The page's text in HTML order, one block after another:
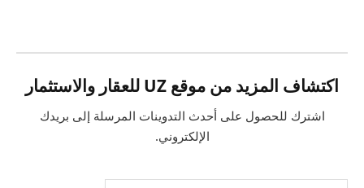
اكتشاف المزيد من موقع UZ للعقار والاستثمار
اشترك للحصول على أحدث التدوينات المرسلة إلى بريدك
الإلكتروني.
كتابة بريدك الإلكتروني...